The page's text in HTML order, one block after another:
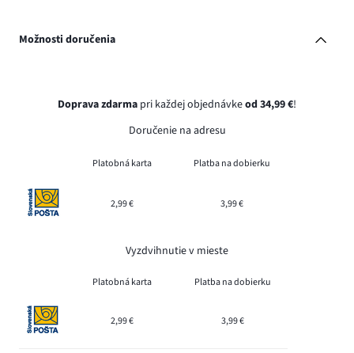
Možnosti doručenia
Doprava zdarma pri každej objednávkeod 34,99 €!
Doručenie na adresu
Platobná karta Platba na dobierku
2,99 € 3,99 €
Vyzdvihnutie v mieste
Platobná karta Platba na dobierku
2,99 € 3,99 €